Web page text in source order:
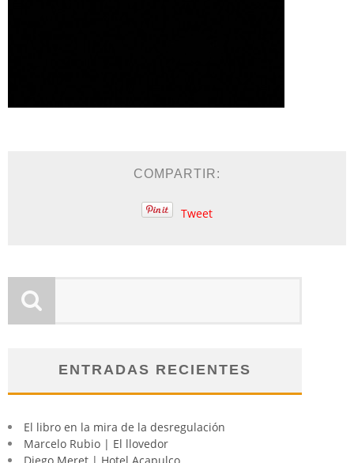
COMPARTIR:
Tweet
ENTRADAS RECIENTES
El libro en la mira de la desregulación
Marcelo Rubio | El llovedor